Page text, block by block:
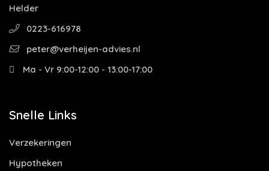
Helder
0223-616978
peter@verheijen-advies.nl
Ma - Vr 9:00-12:00 - 13:00-17:00
Snelle Links
Verzekeringen
Hypotheken